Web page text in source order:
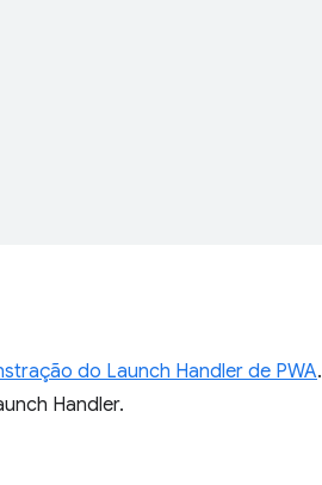
do Launch Handler de PWA.
Handler.